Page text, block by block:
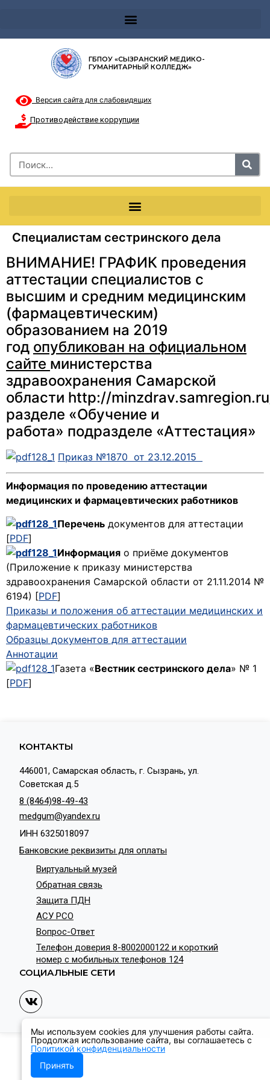
ГБПОУ «СЫЗРАНСКИЙ МЕДИКО-
ГУМАНИТАРНЫЙ КОЛЛЕДЖ»
Версия сайта для слабовидящих
Противодействие коррупции
Специалистам сестринского дела
ВНИМАНИЕ! ГРАФИК проведения
аттестации специалистов с
высшим и средним медицинским
(фармацевтическим)
образованием на 2019
год опубликован на официальном
сайте министерства
здравоохранения Самарской
области http://
разделе «Обучение и
работа» подразделе «Аттестация»
Приказ №1870 от 23.12.2015
Информация по проведению аттестации
медицинских и фармацевтических работников
Перечень документов для аттестации
[PDF]
Информация о приёме документов
(Приложение к приказу министерства
здравоохранения Самарской области от 21.11.2014 №
6194) [PDF]
Приказы и положения об аттестации медицинских и
фармацевтических работников
Образцы документов для аттестации
Аннотации
Газета «Вестник сестринского дела» № 1
[PDF]
КОНТАКТЫ
446001, Самарская область, г. Сызрань, ул.
Советская д.5
8 (8464)98-49-43
medgum@yandex.ru
ИНН 6325018097
Банковские реквизиты для оплаты
Виртуальный музей
Обратная связь
Защита ПДН
АСУ РСО
Вопрос-Ответ
Телефон доверия 8-8002000122 и короткий
номер с мобильных телефонов 124
СОЦИАЛЬНЫЕ СЕТИ
Мы используем cookies для улучшения работы сайта.
Продолжая использование сайта, вы соглашаетесь с
Политикой конфиденциальности
Принять